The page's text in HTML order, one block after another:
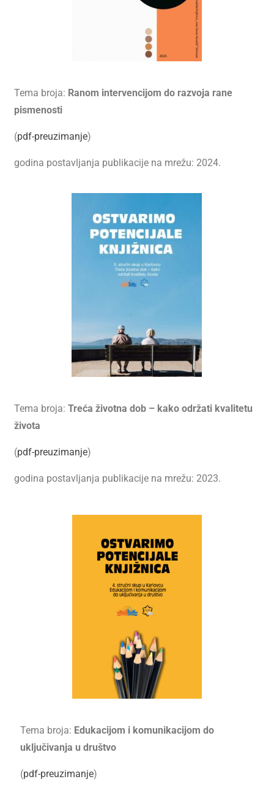
Tema broja: Ranom intervencijom do razvoja rane
pismenosti
(pdf-preuzimanje)
godina postavljanja publikacije na mrežu: 2024.
Tema broja:Treća životna dob – kako održati kvalitetu
života
(pdf-preuzimanje)
godina postavljanja publikacije na mrežu: 2023.
Tema broja: Edukacijom i komunikacijom do
uključivanja u društvo
(pdf-preuzimanje)